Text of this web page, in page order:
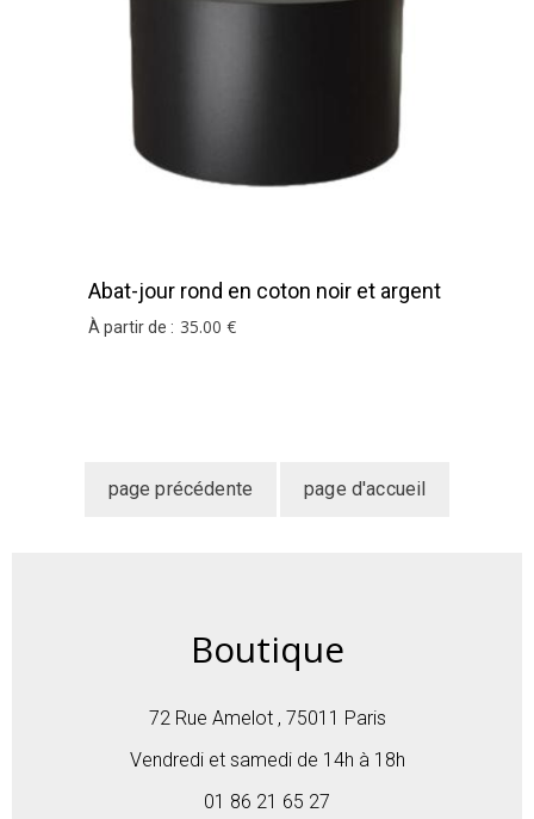
Abat-jour rond en coton noir et argent
À partir de : 35.00 €
Boutique
72 Rue Amelot , 75011 Paris
Vendredi et samedi de 14h à 18h
01 86 21 65 27